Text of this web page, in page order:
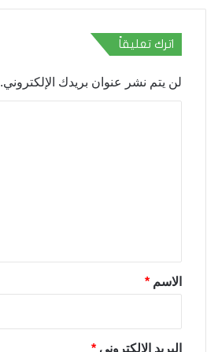
اترك تعليقاً
لن يتم نشر عنوان بريدك الإلكتروني.
*الاسم *
البريد الإلكتروني *